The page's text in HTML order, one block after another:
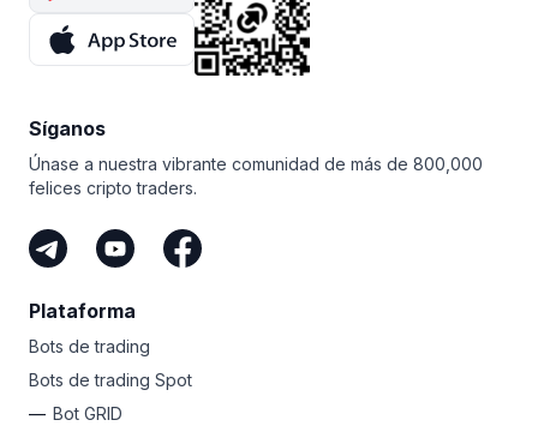
y los mejores 25 afiliados comparten las ganancias.
¿Qué le parece esa motivación adicional?
Ni siquiera tiene que operar para ganar con Bitsgap.
único, puede ganar como afiliado de Bitsgap.
Es la forma más fácil de ganar criptomonedas sin
arriesgar su propio dinero.
Síganos
Únase a nuestra vibrante comunidad de más de 800,000
felices cripto traders.
Plataforma
Bots de trading
Bots de trading Spot
Bot GRID